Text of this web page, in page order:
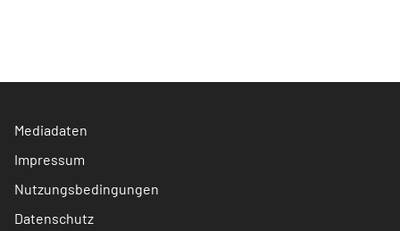
Mediadaten
Impressum
Nutzungsbedingungen
Datenschutz